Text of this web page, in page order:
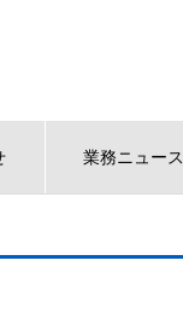
業務ニュース